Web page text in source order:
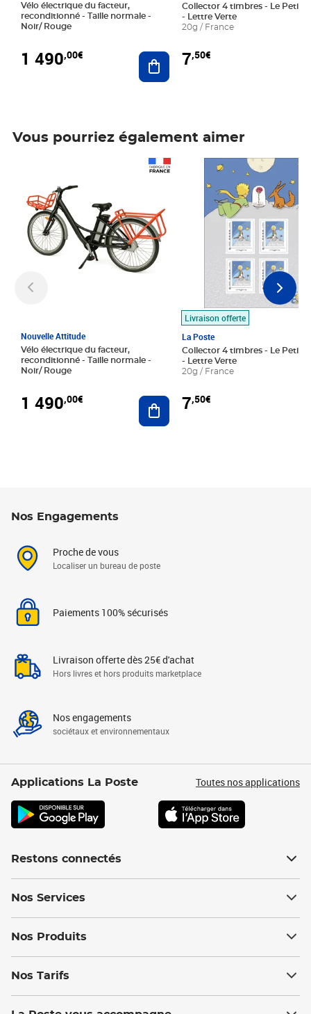
Vélo électrique du facteur,
reconditionné - Taille normale -
Noir/ Rouge
1 490,00€ Ajouter au panier
Collector 4 timbres - Le Petit
- Lettre Verte
20g / France
7,50€
Vous pourriez également aimer
Nouvelle Attitude
Vélo électrique du facteur,
reconditionné - Taille normale -
Noir/ Rouge
1 490,00€ Ajouter au panier
Livraison offerte
La Poste
Collector 4 timbres - Le Petit
- Lettre Verte
20g / France
7,50€
Prix 7,50€
Nos Engagements
Proche de vous
Localiser un bureau de poste
Paiements 100% sécurisés
Livraison offerte dès 25€ d'achat
Hors livres et hors produits marketplace
Nos engagements
sociétaux et environnementaux
Applications La Poste Toutes nos applications
Restons connectés
Nos Services
Nos Produits
Nos Tarifs